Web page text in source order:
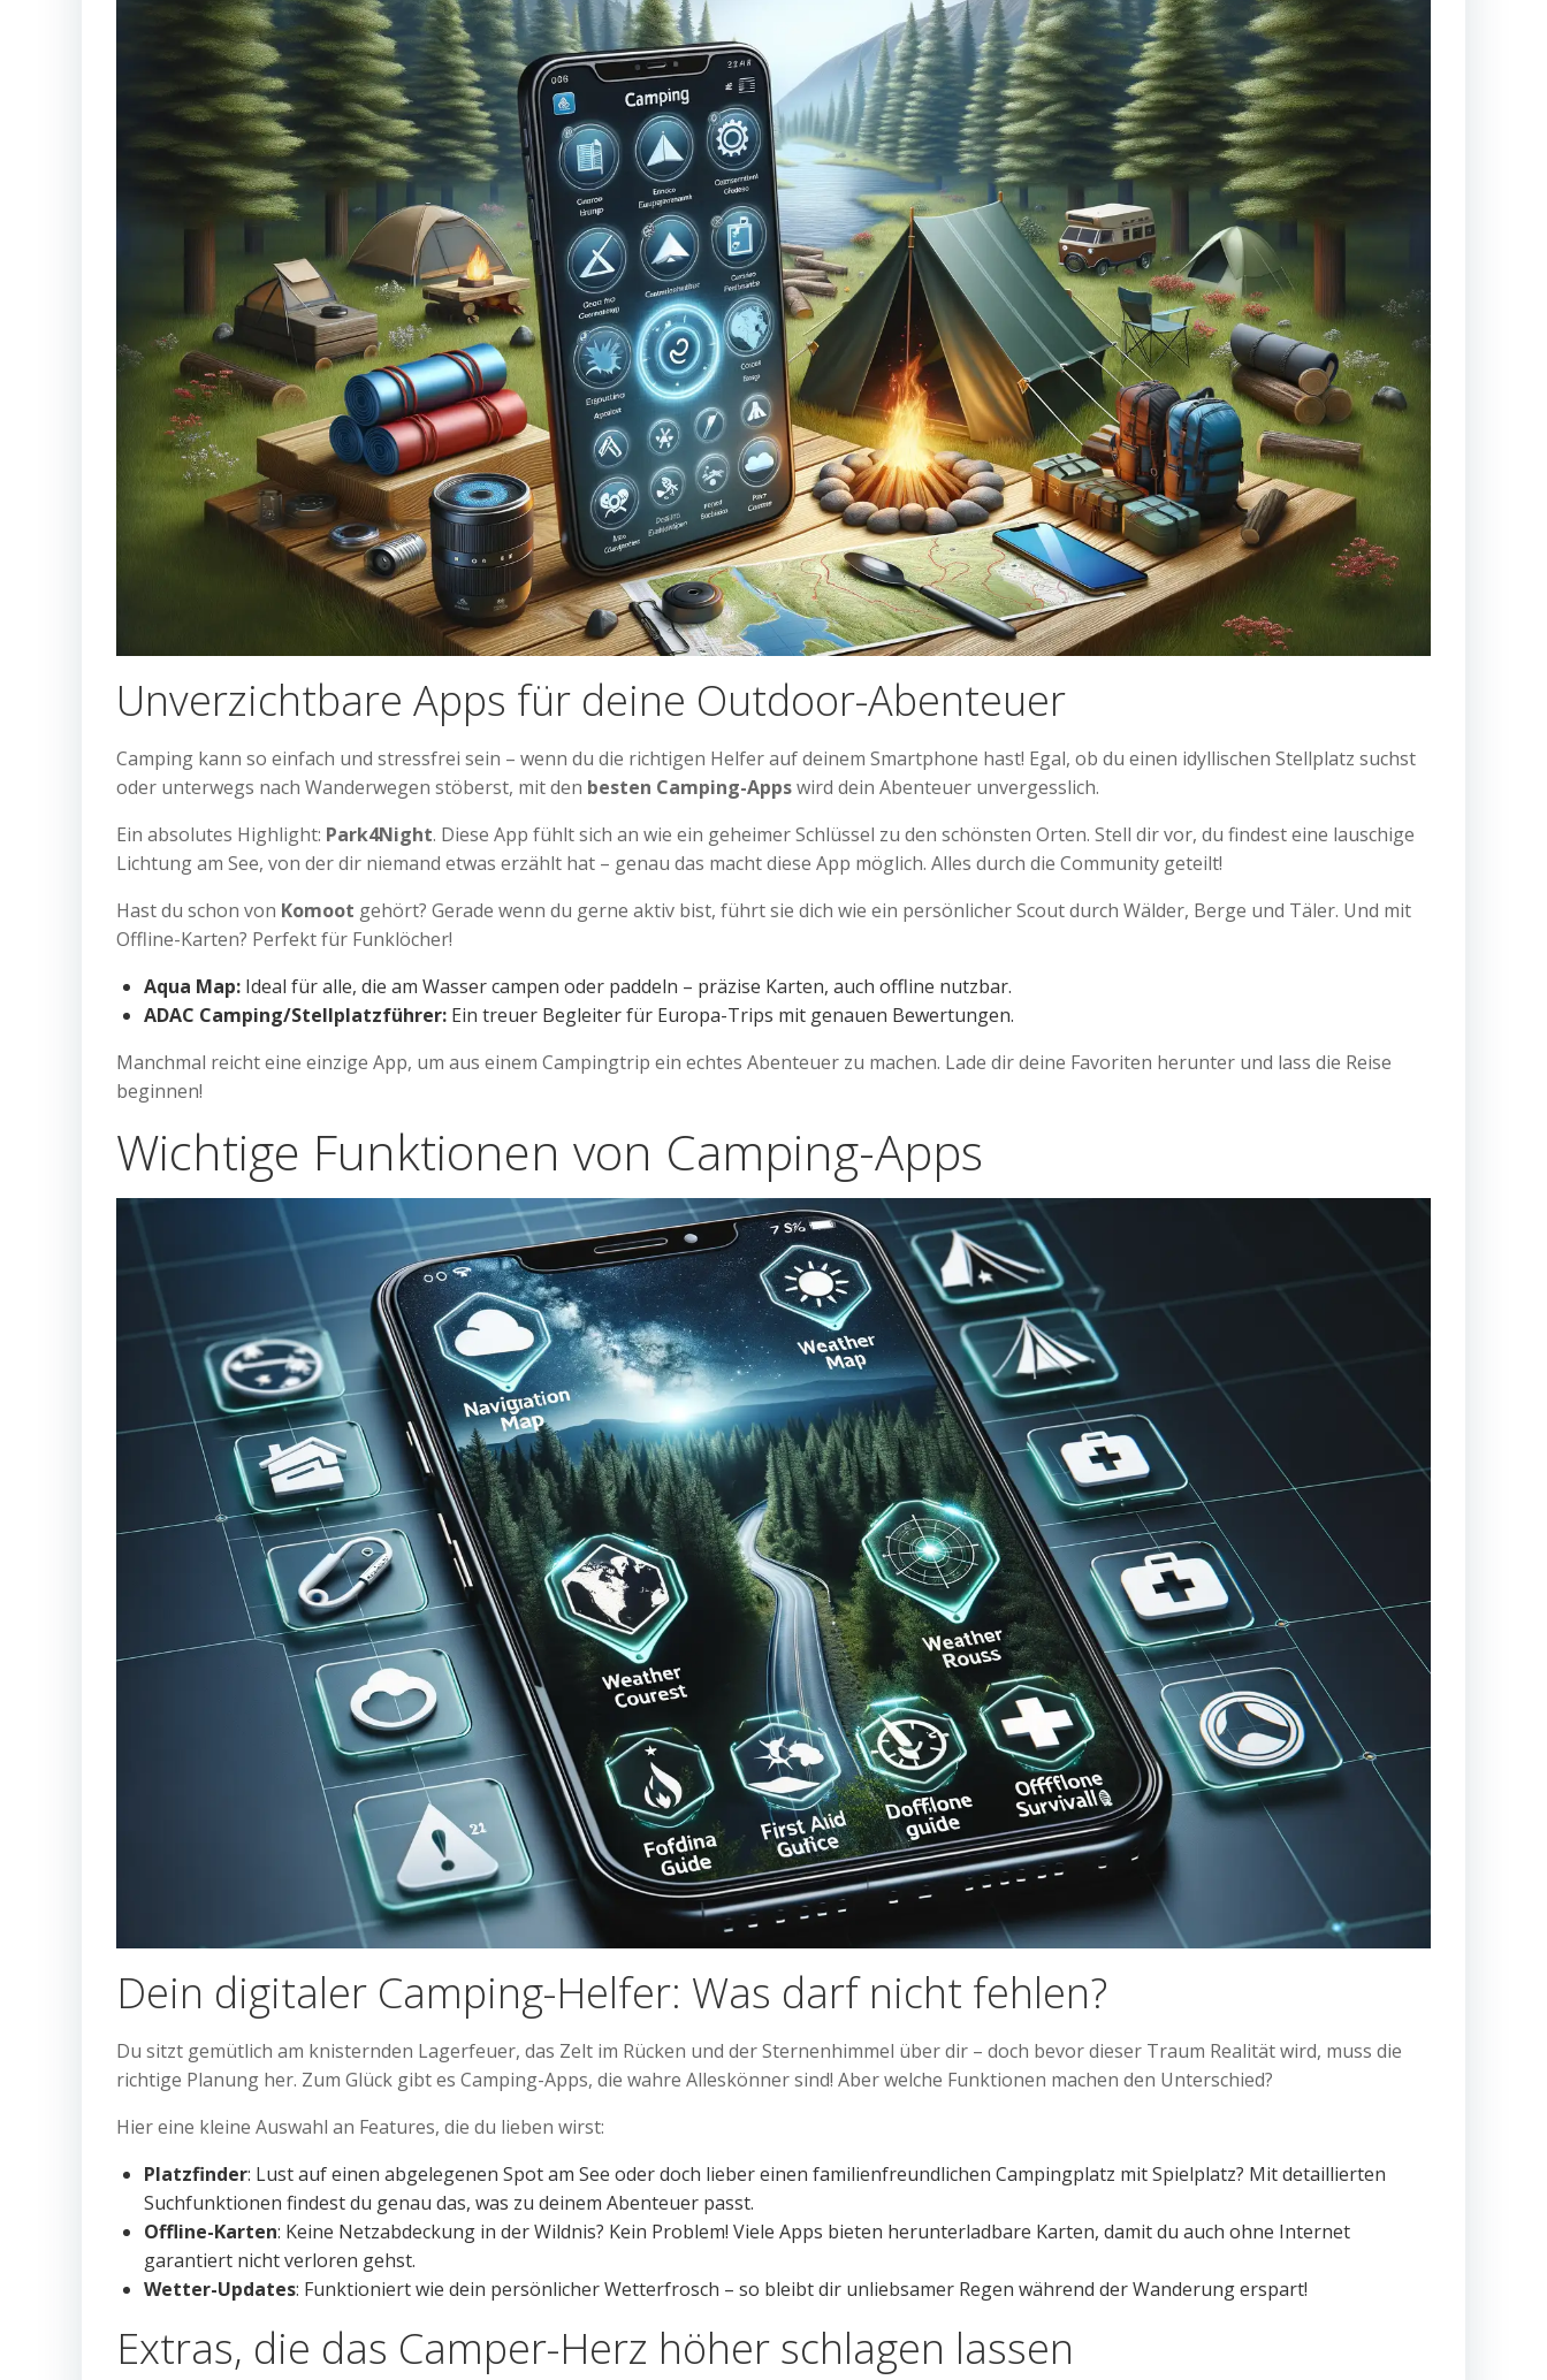
Unverzichtbare Apps für deine Outdoor-Abenteuer
Camping kann so einfach und stressfrei sein – wenn du die richtigen Helfer auf deinem Smartphone hast! Egal, ob du einen idyllischen Stellplatz suchst
oder unterwegs nach Wanderwegen stöberst, mit den besten Camping-Appswird dein Abenteuer unvergesslich.
Ein absolutes Highlight: Park4Night. Diese App fühlt sich an wie ein geheimer Schlüssel zu den schönsten Orten. Stell dir vor, du findest eine lauschige
Lichtung am See, von der dir niemand etwas erzählt hat – genau das macht diese App möglich. Alles durch die Community geteilt!
Hast du schon von Komoot gehört? Gerade wenn du gerne aktiv bist, führt sie dich wie ein persönlicher Scout durch Wälder, Berge und Täler. Und mit
Offline-Karten? Perfekt für Funklöcher!
Aqua Map: Ideal für alle, die am Wasser campen oder paddeln – präzise Karten, auch offline nutzbar.
ADAC Camping/Stellplatzführer: Ein treuer Begleiter für Europa-Trips mit genauen Bewertungen.
Manchmal reicht eine einzige App, um aus einem Campingtrip ein echtes Abenteuer zu machen. Lade dir deine Favoriten herunter und lass die Reise
beginnen!
Wichtige Funktionen von Camping-Apps
Dein digitaler Camping-Helfer: Was darf nicht fehlen?
Du sitzt gemütlich am knisternden Lagerfeuer, das Zelt im Rücken und der Sternenhimmel über dir – doch bevor dieser Traum Realität wird, muss die
richtige Planung her. Zum Glück gibt es Camping-Apps, die wahre Alleskönner sind! Aber welche Funktionen machen den Unterschied?
Hier eine kleine Auswahl an Features, die du lieben wirst:
Platzfinder: Lust auf einen abgelegenen Spot am See oder doch lieber einen familienfreundlichen Campingplatz mit Spielplatz? Mit detaillierten
Suchfunktionen findest du genau das, was zu deinem Abenteuer passt.
Offline-Karten: Keine Netzabdeckung in der Wildnis? Kein Problem! Viele Apps bieten herunterladbare Karten, damit du auch ohne Internet
garantiert nicht verloren gehst.
Wetter-Updates: Funktioniert wie dein persönlicher Wetterfrosch – so bleibt dir unliebsamer Regen während der Wanderung erspart!
Extras, die das Camper-Herz höher schlagen lassen